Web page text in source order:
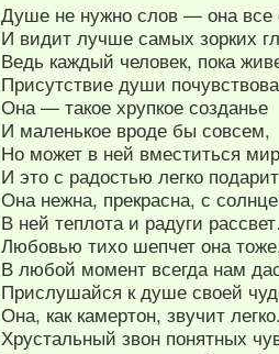
Душе не нужно слов — она
И видит лучше самых зорких
Ведь каждый человек, пока
Присутствие души
Она — такое хрупкое созданье
И маленькое вроде бы совсем,
Но может в ней вместиться
И это с радостью легко
Она нежна, прекрасна, с
В ней теплота и радуги
Любовью тихо шепчет она
В любой момент всегда нам
Прислушайся к душе своей
Она, как камертон, звучит легко.
Хрустальный звон понятных